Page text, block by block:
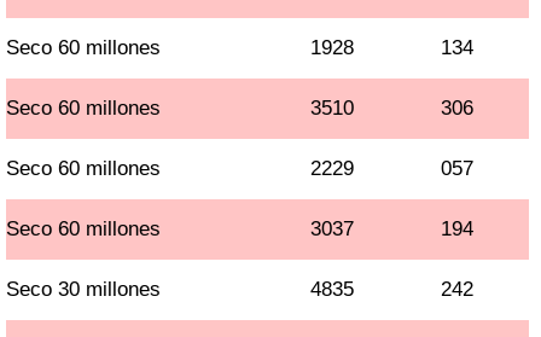
Seco 60 millones 1928 134
Seco 60 millones 3510 306
Seco 60 millones 2229 057
Seco 60 millones 3037 194
Seco 30 millones 4835 242